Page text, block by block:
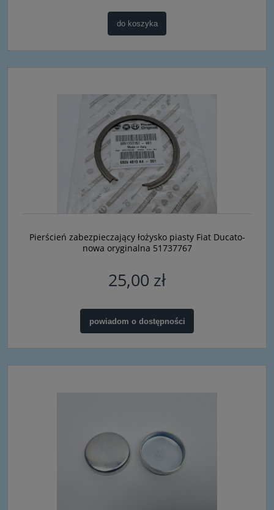
do koszyka
Pierścień zabezpieczający łożysko piasty Fiat Ducato-
nowa oryginalna 51737767
25,00 zł
powiadom o dostępności